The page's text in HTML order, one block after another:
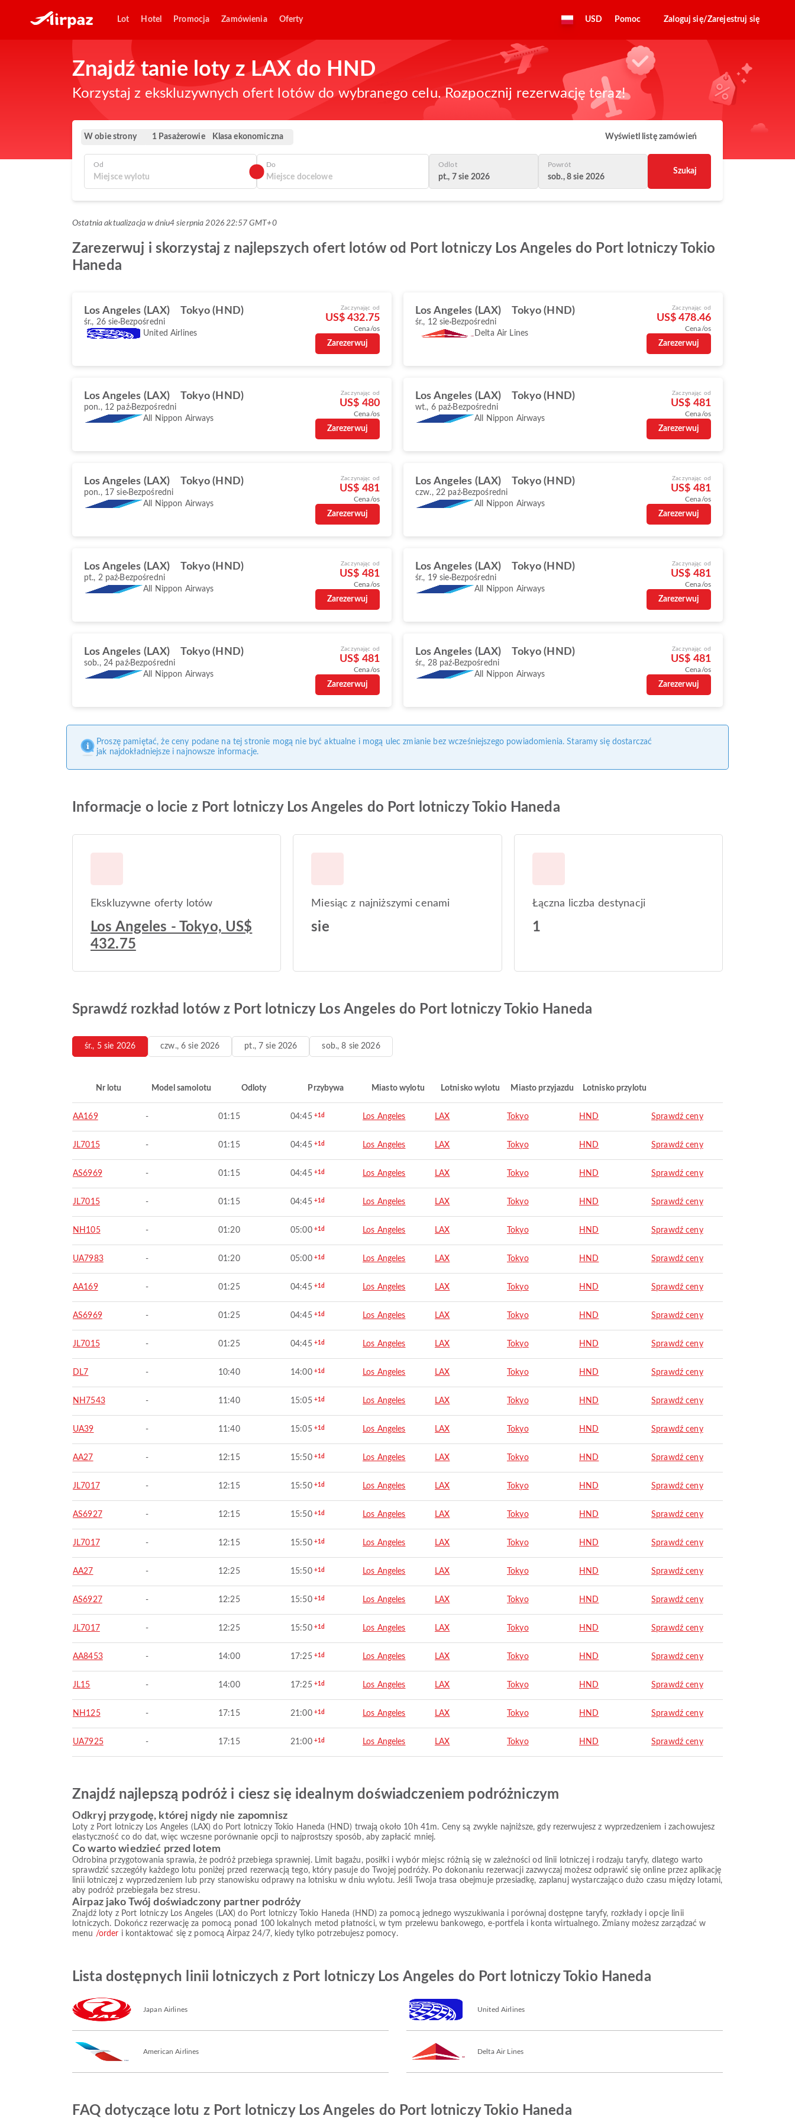
Lot Hotel Promocja Zamówienia Oferty USD Pomoc Zaloguj się/Zarejestruj się
Znajdź tanie loty z LAX do HND
Korzystaj z ekskluzywnych ofert lotów do wybranego celu. Rozpocznij rezerwację teraz!
W obie strony 1 Pasażerowie Klasa ekonomiczna Wyświetl listę zamówień
Od Do Odlot
pt., 7 sie 2026
Powrót
sob., 8 sie 2026
Szukaj
Ostatnia aktualizacja w dniu4 sierpnia 2026 22:57 GMT+0
Zarezerwuj i skorzystaj z najlepszych ofert lotów od Port lotniczy Los Angeles do Port lotniczy Tokio
Haneda
Los Angeles (LAX) Tokyo (HND)
śr., 26 sie Bezpośredni
United Airlines
Zaczynając od
US$ 432.75
Cena/os
Zarezerwuj
Los Angeles (LAX) Tokyo (HND)
śr., 12 sie Bezpośredni
Delta Air Lines
Zaczynając od
US$ 478.46
Cena/os
Zarezerwuj
Los Angeles (LAX) Tokyo (HND)
pon., 12 paź Bezpośredni
All Nippon Airways
Zaczynając od
US$ 480
Cena/os
Zarezerwuj
Los Angeles (LAX) Tokyo (HND)
wt., 6 paź Bezpośredni
All Nippon Airways
Zaczynając od
US$ 481
Cena/os
Zarezerwuj
Los Angeles (LAX) Tokyo (HND)
pon., 17 sie Bezpośredni
All Nippon Airways
Zaczynając od
US$ 481
Cena/os
Zarezerwuj
Los Angeles (LAX) Tokyo (HND)
czw., 22 paź Bezpośredni
All Nippon Airways
Zaczynając od
US$ 481
Cena/os
Zarezerwuj
Los Angeles (LAX) Tokyo (HND)
pt., 2 paź Bezpośredni
All Nippon Airways
Zaczynając od
US$ 481
Cena/os
Zarezerwuj
Los Angeles (LAX) Tokyo (HND)
śr., 19 sie Bezpośredni
All Nippon Airways
Zaczynając od
US$ 481
Cena/os
Zarezerwuj
Los Angeles (LAX) Tokyo (HND)
sob., 24 paź Bezpośredni
All Nippon Airways
Zaczynając od
US$ 481
Cena/os
Zarezerwuj
Los Angeles (LAX) Tokyo (HND)
śr., 28 paź Bezpośredni
All Nippon Airways
Zaczynając od
US$ 481
Cena/os
Zarezerwuj
Proszę pamiętać, że ceny podane na tej stronie mogą nie być aktualne i mogą ulec zmianie bez wcześniejszego powiadomienia. Staramy się dostarczać
jak najdokładniejsze i najnowsze informacje.
Informacje o locie z Port lotniczy Los Angeles do Port lotniczy Tokio Haneda
Ekskluzywne oferty lotów
Los Angeles - Tokyo, US$
432.75
Miesiąc z najniższymi cenami
sie
Łączna liczba destynacji
1
Sprawdź rozkład lotów z Port lotniczy Los Angeles do Port lotniczy Tokio Haneda
śr., 5 sie 2026 czw., 6 sie 2026 pt., 7 sie 2026 sob., 8 sie 2026
Nr lotu Model samolotu Odloty Przybywa Miasto wylotu Lotnisko wylotu Miasto przyjazdu Lotnisko przylotu
AA169 - 01:15 04:45 +1d Los Angeles LAX Tokyo HND Sprawdź ceny
JL7015 - 01:15 04:45 +1d Los Angeles LAX Tokyo HND Sprawdź ceny
AS6969 - 01:15 04:45 +1d Los Angeles LAX Tokyo HND Sprawdź ceny
JL7015 - 01:15 04:45 +1d Los Angeles LAX Tokyo HND Sprawdź ceny
NH105 - 01:20 05:00 +1d Los Angeles LAX Tokyo HND Sprawdź ceny
UA7983 - 01:20 05:00 +1d Los Angeles LAX Tokyo HND Sprawdź ceny
AA169 - 01:25 04:45 +1d Los Angeles LAX Tokyo HND Sprawdź ceny
AS6969 - 01:25 04:45 +1d Los Angeles LAX Tokyo HND Sprawdź ceny
JL7015 - 01:25 04:45 +1d Los Angeles LAX Tokyo HND Sprawdź ceny
DL7 - 10:40 14:00 +1d Los Angeles LAX Tokyo HND Sprawdź ceny
NH7543 - 11:40 15:05 +1d Los Angeles LAX Tokyo HND Sprawdź ceny
UA39 - 11:40 15:05 +1d Los Angeles LAX Tokyo HND Sprawdź ceny
AA27 - 12:15 15:50 +1d Los Angeles LAX Tokyo HND Sprawdź ceny
JL7017 - 12:15 15:50 +1d Los Angeles LAX Tokyo HND Sprawdź ceny
AS6927 - 12:15 15:50 +1d Los Angeles LAX Tokyo HND Sprawdź ceny
JL7017 - 12:15 15:50 +1d Los Angeles LAX Tokyo HND Sprawdź ceny
AA27 - 12:25 15:50 +1d Los Angeles LAX Tokyo HND Sprawdź ceny
AS6927 - 12:25 15:50 +1d Los Angeles LAX Tokyo HND Sprawdź ceny
JL7017 - 12:25 15:50 +1d Los Angeles LAX Tokyo HND Sprawdź ceny
AA8453 - 14:00 17:25 +1d Los Angeles LAX Tokyo HND Sprawdź ceny
JL15 - 14:00 17:25 +1d Los Angeles LAX Tokyo HND Sprawdź ceny
NH125 - 17:15 21:00 +1d Los Angeles LAX Tokyo HND Sprawdź ceny
UA7925 - 17:15 21:00 +1d Los Angeles LAX Tokyo HND Sprawdź ceny
Znajdź najlepszą podróż i ciesz się idealnym doświadczeniem podróżniczym
Odkryj przygodę, której nigdy nie zapomnisz
Loty z Port lotniczy Los Angeles (LAX) do Port lotniczy Tokio Haneda (HND) trwają około 10h 41m. Ceny są zwykle najniższe, gdy rezerwujesz z wyprzedzeniem i zachowujesz
elastyczność co do dat, więc wczesne porównanie opcji to najprostszy sposób, aby zapłacić mniej.
Co warto wiedzieć przed lotem
Odrobina przygotowania sprawia, że podróż przebiega sprawniej. Limit bagażu, posiłki i wybór miejsc różnią się w zależności od linii lotniczej i rodzaju taryfy, dlatego warto
sprawdzić szczegóły każdego lotu poniżej przed rezerwacją tego, który pasuje do Twojej podróży. Po dokonaniu rezerwacji zazwyczaj możesz odprawić się online przez aplikację
linii lotniczej z wyprzedzeniem lub przy stanowisku odprawy na lotnisku w dniu wylotu. Jeśli Twoja trasa obejmuje przesiadkę, zaplanuj wystarczająco dużo czasu między lotami,
aby podróż przebiegała bez stresu.
Airpaz jako Twój doświadczony partner podróży
Znajdź loty z Port lotniczy Los Angeles (LAX) do Port lotniczy Tokio Haneda (HND) za pomocą jednego wyszukiwania i porównaj dostępne taryfy, rozkłady i opcje linii
lotniczych. Dokończ rezerwację za pomocą ponad 100 lokalnych metod płatności, w tym przelewu bankowego, e-portfela i konta wirtualnego. Zmiany możesz zarządzać w
menu /order i kontaktować się z pomocą Airpaz 24/7, kiedy tylko potrzebujesz pomocy.
Lista dostępnych linii lotniczych z Port lotniczy Los Angeles do Port lotniczy Tokio Haneda
Japan Airlines United Airlines
American Airlines Delta Air Lines
FAQ dotyczące lotu z Port lotniczy Los Angeles do Port lotniczy Tokio Haneda